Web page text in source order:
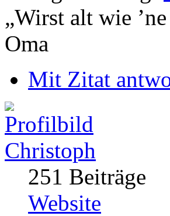
„Wirst alt wie
Oma
Mit Zitat
Christoph
251 Beiträge
Website